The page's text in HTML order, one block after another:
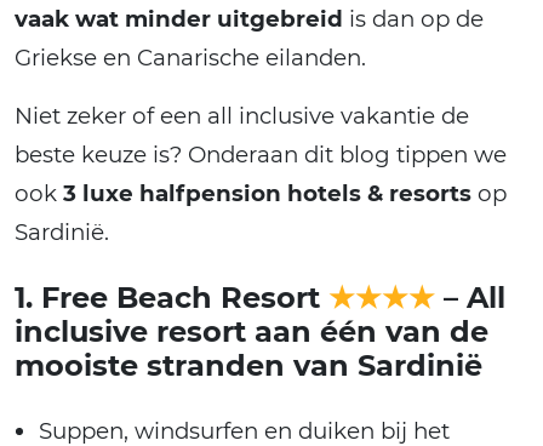
vaak wat minder uitgebreid is dan op de
Griekse en Canarische eilanden.
Niet zeker of een all inclusive vakantie de
beste keuze is? Onderaan dit blog tippen we
ook 3 luxe halfpension hotels & resorts op
Sardinië.
1. Free Beach Resort ★★★★ – All
inclusive resort aan één van de
mooiste stranden van Sardinië
Suppen, windsurfen en duiken bij het